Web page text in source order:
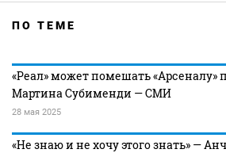
ПО ТЕМЕ
«Реал» может помешать «Арсеналу»
Мартина Субименди — СМИ
28 мая 2025
«Не знаю и не хочу этого знать» —